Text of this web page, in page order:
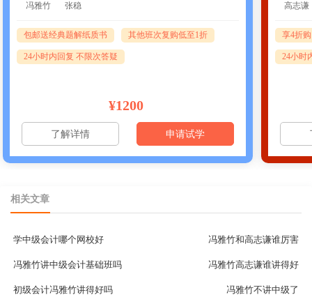
冯雅竹 张稳
包邮送经典题解纸质书 其他班次复购低至1折
24小时内回复 不限次答疑
¥1200
了解详情 申请试学
高志谦
享4折
24小时
相关文章
学中级会计哪个网校好 冯雅竹和高志谦谁厉害
冯雅竹讲中级会计基础班吗 冯雅竹高志谦谁讲得好
初级会计冯雅竹讲得好吗 冯雅竹不讲中级了